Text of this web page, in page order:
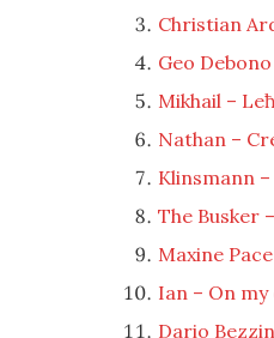
Christian
Geo
Mikhail –
Nathan –
Klinsmann
The Busker
Maxine
Ian – On my
Dario